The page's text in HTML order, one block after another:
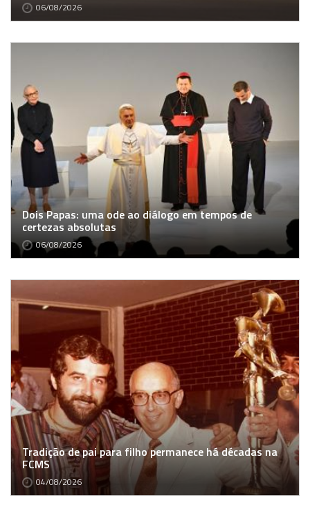
06/08/2026
Dois Papas: uma ode ao diálogo em tempos de
certezas absolutas
06/08/2026
Tradição de pai para filho permanece há décadas na
FCMS
04/08/2026